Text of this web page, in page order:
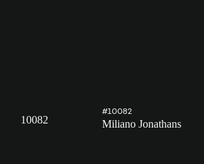
10082
#10082
Miliano Jonathans